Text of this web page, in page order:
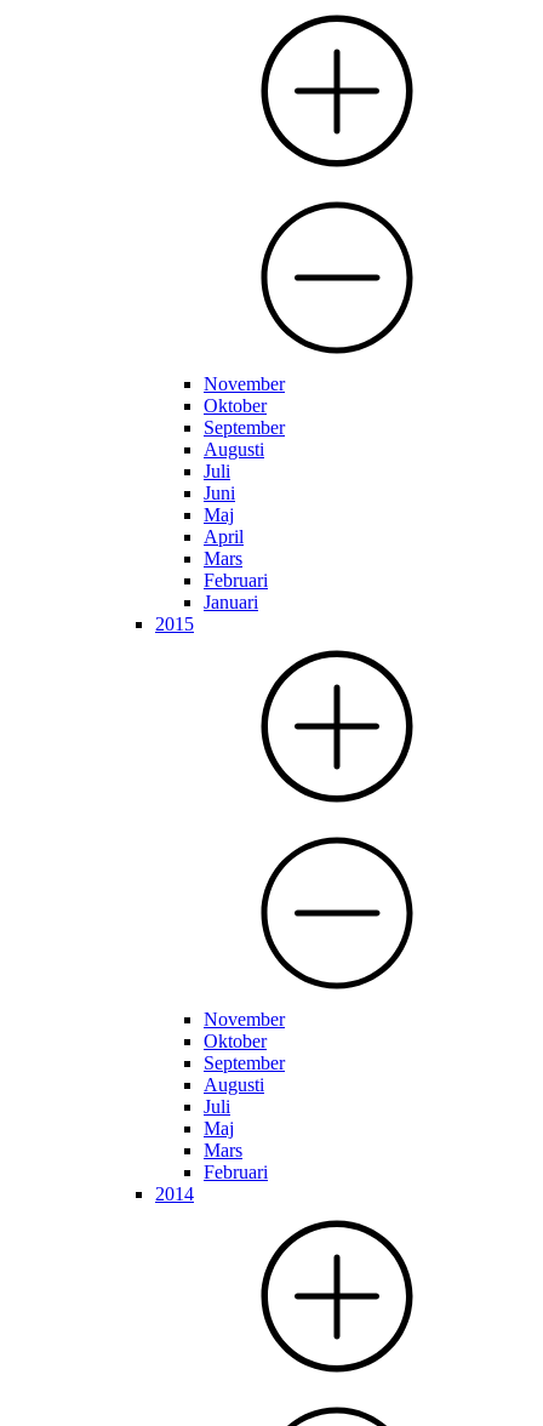
November
Oktober
September
Augusti
Juli
Juni
Maj
April
Mars
Februari
Januari
2015
November
Oktober
September
Augusti
Juli
Maj
Mars
Februari
2014